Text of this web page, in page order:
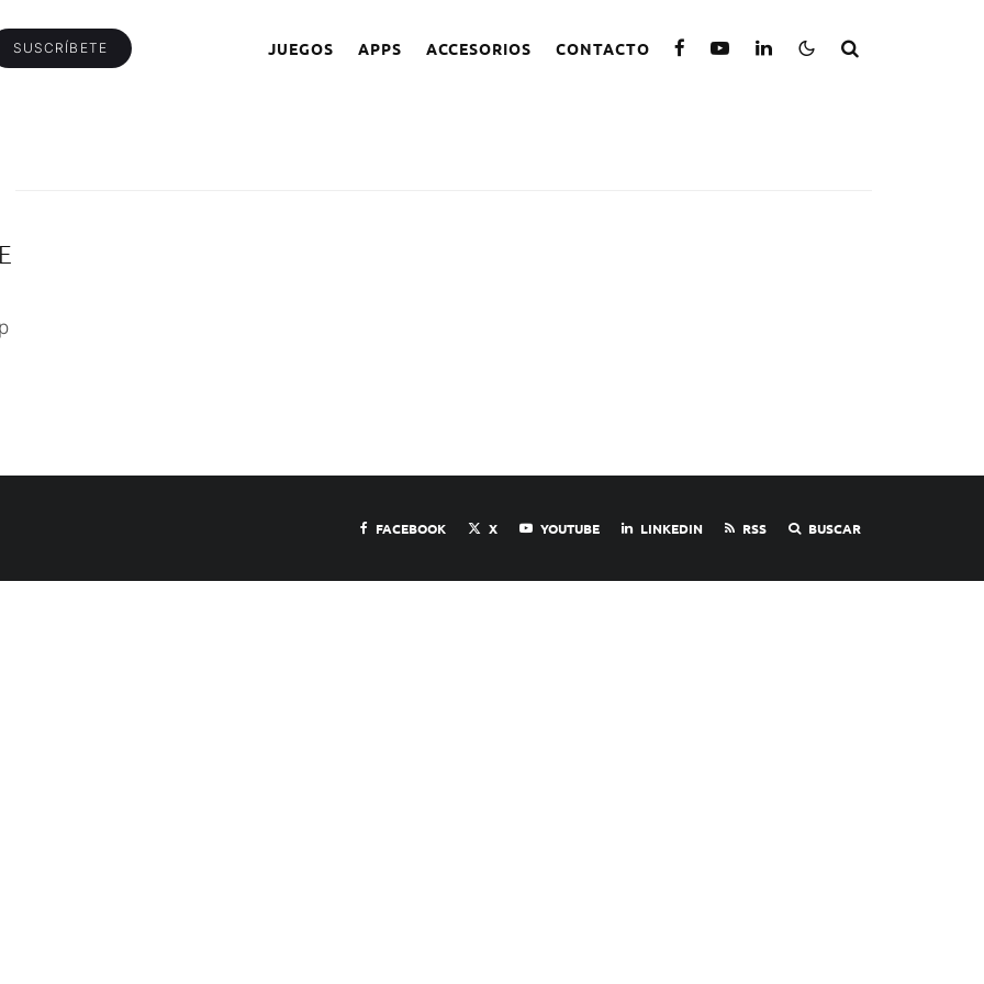
SUSCRÍBETE JUEGOS APPS ACCESORIOS CONTACTO
FACEBOOK X YOUTUBE LINKEDIN RSS BUSCAR